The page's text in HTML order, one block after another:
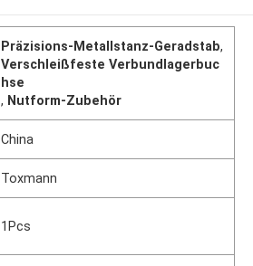
Präzisions-Metallstanz-Geradstab,
Verschleißfeste Verbundlagerbuc
hse
, Nutform-Zubehör
China
Toxmann
1Pcs